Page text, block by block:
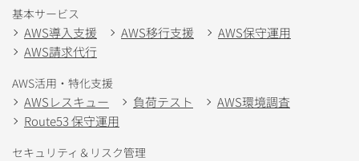
基本サービス
AWS導入支援 AWS移行支援
AWS保守運用
AWS請求代行
AWS活用・特化支援
AWSレスキュー 負荷テスト
AWS環境調査
Route53 保守運用
セキュリティ＆リスク管理